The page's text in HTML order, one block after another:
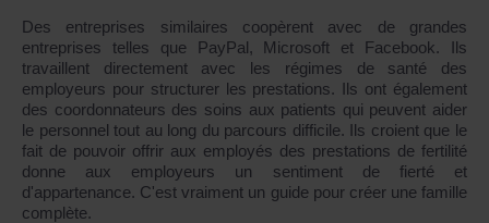
Des entreprises similaires coopèrent avec de grandes
entreprises telles que PayPal, Microsoft et Facebook. Ils
travaillent directement avec les régimes de santé des
employeurs pour structurer les prestations. Ils ont également
des coordonnateurs des soins aux patients qui peuvent aider
le personnel tout au long du parcours difficile. Ils croient que le
fait de pouvoir offrir aux employés des prestations de fertilité
donne aux employeurs un sentiment de fierté et
d'appartenance. C'est vraiment un guide pour créer une famille
complète.